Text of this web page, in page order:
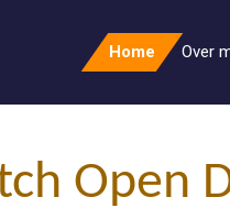
Home Over
Open